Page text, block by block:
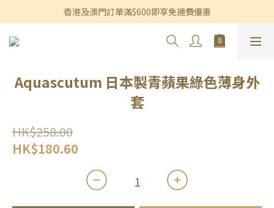
香港及澳門訂單滿$600即享免運費優惠
香港及澳門訂單滿$600即享免運費優惠
3個月內買滿$1,200可享永久九折優惠
Aquascutum 日本製青蘋果綠色薄身外
套
HK$258.00
HK$180.60